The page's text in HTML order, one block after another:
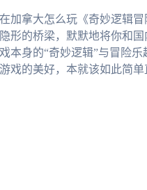
加拿大怎么玩《奇妙逻辑
形的桥梁，默默地将你和
本身的“奇妙逻辑”与冒险
戏的美好，本就该如此简单